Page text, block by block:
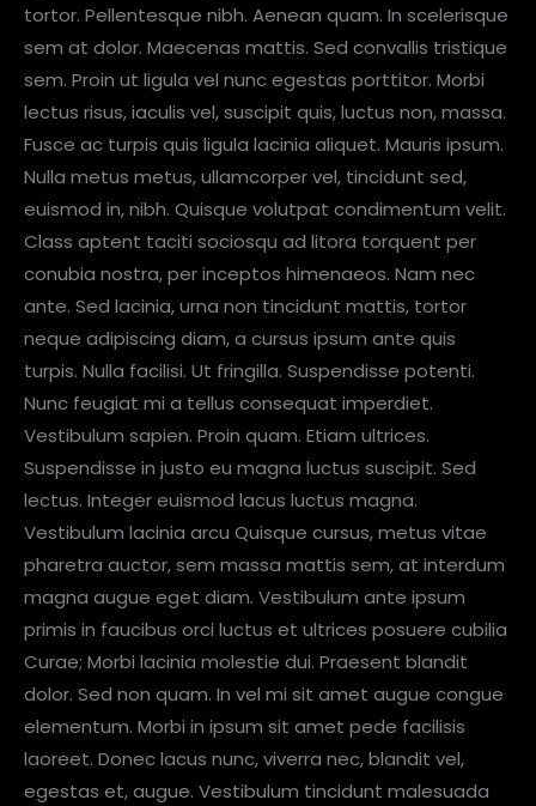
tortor. Pellentesque nibh. Aenean quam. In scelerisque
sem at dolor. Maecenas mattis. Sed convallis tristique
sem. Proin ut ligula vel nunc egestas porttitor. Morbi
lectus risus, iaculis vel, suscipit quis, luctus non, massa.
Fusce ac turpis quis ligula lacinia aliquet. Mauris ipsum.
Nulla metus metus, ullamcorper vel, tincidunt sed,
euismod in, nibh. Quisque volutpat condimentum velit.
Class aptent taciti sociosqu ad litora torquent per
conubia nostra, per inceptos himenaeos. Nam nec
ante. Sed lacinia, urna non tincidunt mattis, tortor
neque adipiscing diam, a cursus ipsum ante quis
turpis. Nulla facilisi. Ut fringilla. Suspendisse potenti.
Nunc feugiat mi a tellus consequat imperdiet.
Vestibulum sapien. Proin quam. Etiam ultrices.
Suspendisse in justo eu magna luctus suscipit. Sed
lectus. Integer euismod lacus luctus magna.
Vestibulum lacinia arcu Quisque cursus, metus vitae
pharetra auctor, sem massa mattis sem, at interdum
magna augue eget diam. Vestibulum ante ipsum
primis in faucibus orci luctus et ultrices posuere cubilia
Curae; Morbi lacinia molestie dui. Praesent blandit
dolor. Sed non quam. In vel mi sit amet augue congue
elementum. Morbi in ipsum sit amet pede facilisis
laoreet. Donec lacus nunc, viverra nec, blandit vel,
egestas et, augue. Vestibulum tincidunt malesuada